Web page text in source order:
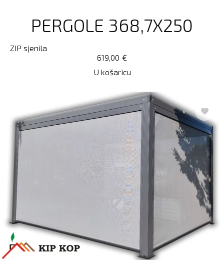
PERGOLE 368,7X250
ZIP sjenila
€
619,00
U košaricu